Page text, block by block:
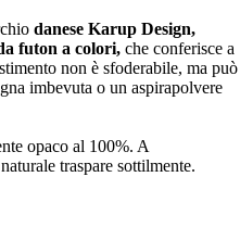
danese Karup Design,
futon a colori, che conferisce a
non è sfoderabile, ma può
imbevuta o un aspirapolvere
opaco al 100%. A
traspare sottilmente.